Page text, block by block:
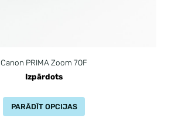
Canon PRIMA Zoom 70F
Izpārdots
PARĀDĪT OPCIJAS